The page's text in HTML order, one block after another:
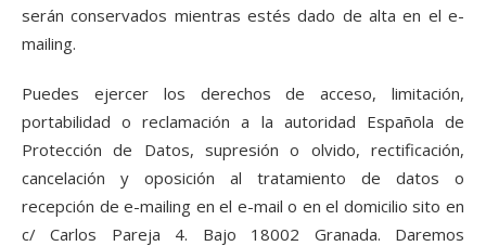
serán conservados mientras estés dado de alta en el e-
mailing.
Puedes ejercer los derechos de acceso, limitación,
portabilidad o reclamación a la autoridad Española de
Protección de Datos, supresión o olvido, rectificación,
cancelación y oposición al tratamiento de datos o
recepción de e-mailing en el e-mail o en el domicilio sito en
c/ Carlos Pareja 4. Bajo 18002 Granada. Daremos